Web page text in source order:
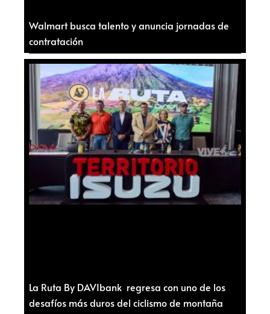
Walmart busca talento y anuncia jornadas de
contratación
La Ruta By DAVIbank regresa con uno de los
desafíos más duros del ciclismo de montaña